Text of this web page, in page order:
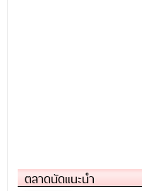
ตลาดนัดแนะนำ